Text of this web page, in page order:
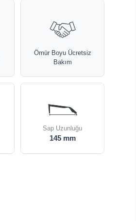
Ömür Boyu Ücretsiz
Bakım
Sap Uzunluğu
145 mm